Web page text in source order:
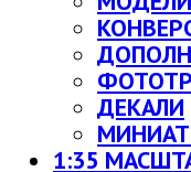
ДЕКАЛИ
1:35